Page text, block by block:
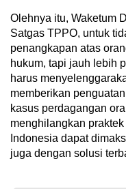
Olehnya itu, Waketum
Satgas TPPO, untuk
penangkapan atas
hukum, tapi jauh lebih
harus
memberikan
kasus perdagangan
menghilangkan
Indonesia dapat
juga dengan solusi